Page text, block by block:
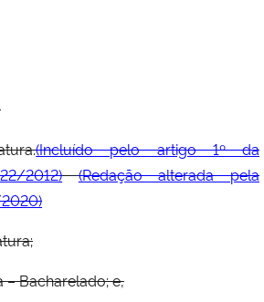
(Incluído pelo artigo 1º da
2012)
(Redação alterada pela
– Bacharelado; e,